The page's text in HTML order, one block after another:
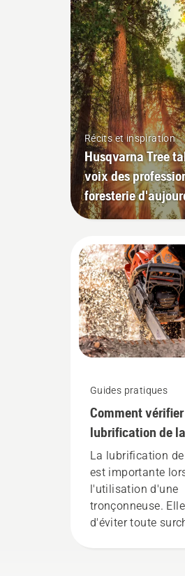
Récits et inspiration
Husqvarna Tree
voix des
foresterie
Guides pratiques
Comment
lubrification de
fonctionne sur
tronçonneuse
La lubrification
est importante
l'utilisation d'une
tronçonneuse.
d'éviter toute